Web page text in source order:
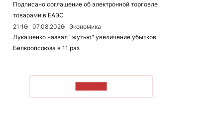
Подписано соглашение об электронной торговле
товарами в ЕАЭС
21:16
07.08.2026
Экономика
Лукашенко назвал "жутью" увеличение убытков
Белкоопсоюза в 11 раз